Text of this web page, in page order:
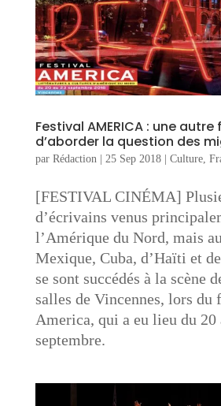
Festival AMERICA : une autre
d’aborder la question des
par Rédaction| 25 Sep 2018| Culture,
[FESTIVAL CINÉMA]
d’écrivains venus
l’Amérique du Nord, mais
Mexique, Cuba, d’Haïti et
se sont succédés à la scène
salles de Vincennes, lors du
America, qui a eu lieu du 20
septembre.